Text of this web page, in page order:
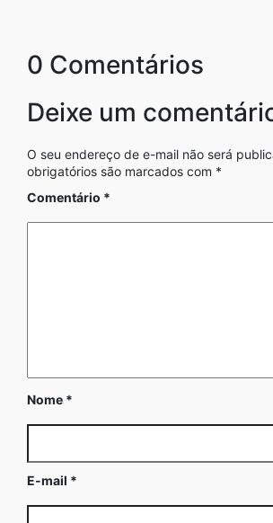
0 Comentários
Deixe um
O seu endereço de e-mail não será
obrigatórios são marcados com *
Comentário *
Nome *
E-mail *